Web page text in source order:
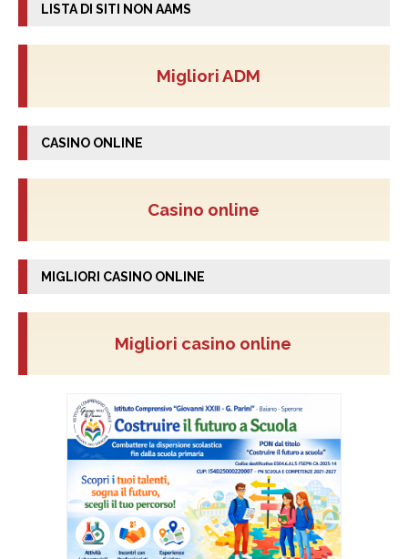
LISTA DI SITI NON AAMS
Migliori ADM
CASINO ONLINE
Casino online
MIGLIORI CASINO ONLINE
Migliori casino online